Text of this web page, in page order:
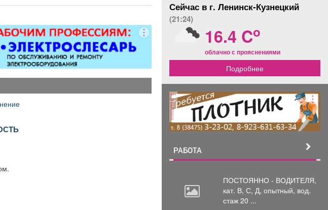
ЭБУ,
и многого
Быстро,
недорого!
-Влажная и сухая
апартаментов.
-Комплектация номеров
всем необходимым
перед заселением
постояльцев. -Смена
постельного белья и
Сейчас в г. Ленинск-Кузнецкий
(21:24)
16.4 Co
облачно с прояснениями
Подробнее
реклама
РАБОТА
ПОСТОЯННО - ВОДИТЕЛЯ,
кат. В, С, Д, опытный, вод.
стаж 20 ...